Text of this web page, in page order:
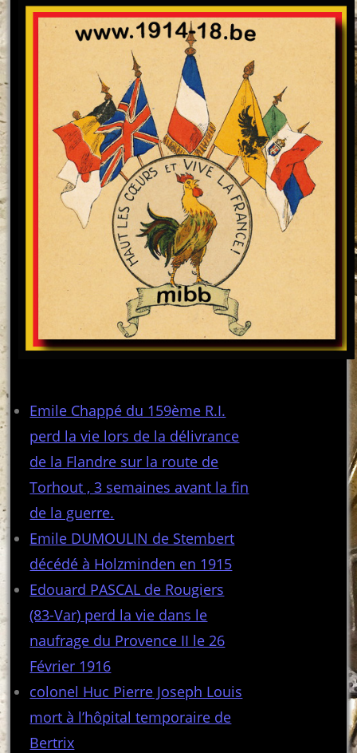
Emile Chappé du 159ème R.I.
perd la vie lors de la délivrance
de la Flandre sur la route de
Torhout , 3 semaines avant la fin
de la guerre.
Emile DUMOULIN de Stembert
décédé à Holzminden en 1915
Edouard PASCAL de Rougiers
(83-Var) perd la vie dans le
naufrage du Provence II le 26
Février 1916
colonel Huc Pierre Joseph Louis
mort à l’hôpital temporaire de
Bertrix